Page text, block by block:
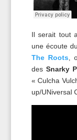
Il serait tout
une écoute
The Roots ,
des Snarky
« Culcha
up/UNiversal